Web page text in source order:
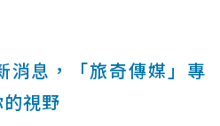
消息，「旅奇傳媒」專
視野